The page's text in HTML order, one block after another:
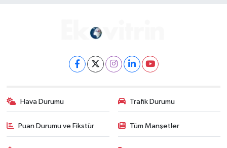
Hava Durumu Trafik Durumu
Puan Durumu ve Fikstür Tüm Manşetler